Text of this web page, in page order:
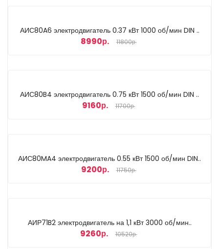
АИС80A6 электродвигатель 0.37 кВт 1000 об/мин DIN ..
8990р. 11800р.
АИС80B4 электродвигатель 0.75 кВт 1500 об/мин DIN ..
9160р. 11700р.
АИС80MA4 электродвигатель 0.55 кВт 1500 об/мин DIN..
9200р. 11750р.
АИР71B2 электродвигатель на 1,1 кВт 3000 об/мин..
9260р. 10520р.